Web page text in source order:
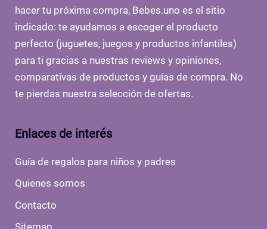
hacer tu próxima compra, Bebes.uno es el sitio
indicado: te ayudamos a escoger el producto
perfecto (juguetes, juegos y productos infantiles)
para ti gracias a nuestras reviews y opiniones,
comparativas de productos y guías de compra. No
te pierdas nuestra selección de ofertas.
Enlaces de interés
Guía de regalos para niños y padres
Quienes somos
Contacto